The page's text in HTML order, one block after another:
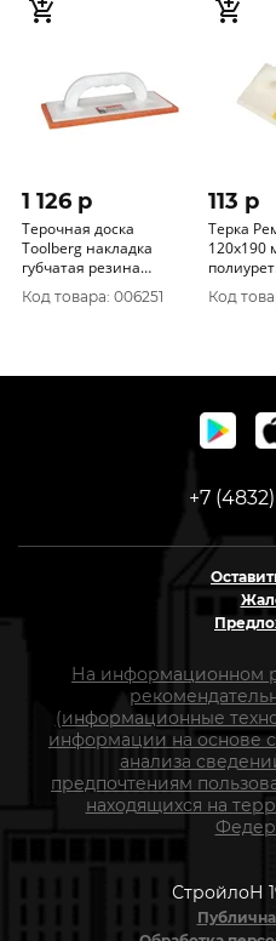
1 126 p
Терочная доска
Toolberg накладка
губчатая резина
12х26см 1101101
Код товара: 006251
113 p
Терка
120х190
20-5-019
Код
+7
На информационном
(информационные
информации на основе
анализа
предпочтениям
находящихся на
СтройлоН